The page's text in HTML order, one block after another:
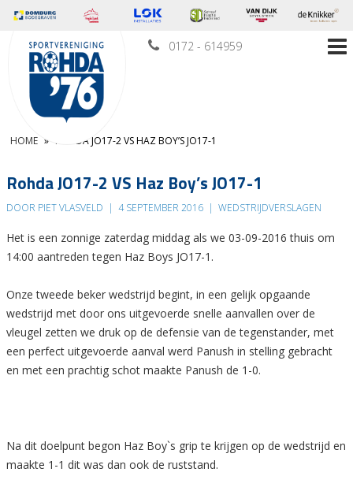
0172 - 614959
HOME » ROHDA JO17-2 VS HAZ BOY’S JO17-1
Rohda JO17-2 VS Haz Boy’s JO17-1
DOOR PIET VLASVELD | 4 SEPTEMBER 2016 | WEDSTRIJDVERSLAGEN
Het is een zonnige zaterdag middag als we 03-09-2016 thuis om
14:00 aantreden tegen Haz Boys JO17-1.
Onze tweede beker wedstrijd begint, in een gelijk opgaande
wedstrijd met door ons uitgevoerde snelle aanvallen over de
vleugel zetten we druk op de defensie van de tegenstander, met
een perfect uitgevoerde aanval werd Panush in stelling gebracht
en met een prachtig schot maakte Panush de 1-0.
Na dit doelpunt begon Haz Boy`s grip te krijgen op de wedstrijd en
maakte 1-1 dit was dan ook de ruststand.